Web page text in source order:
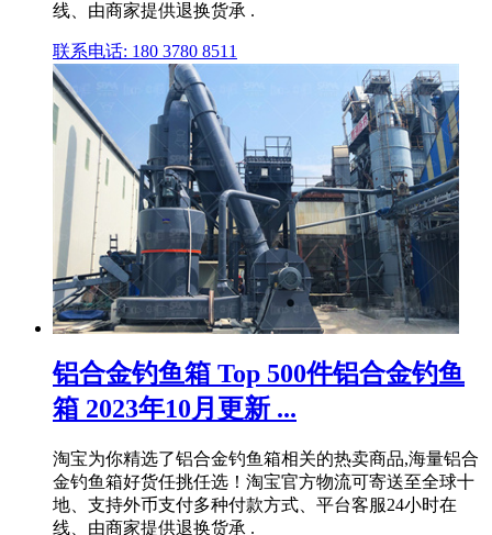
线、由商家提供退换货承 .
联系电话: 180 3780 8511
铝合金钓鱼箱 Top 500件铝合金钓鱼
箱 2023年10月更新 ...
淘宝为你精选了铝合金钓鱼箱相关的热卖商品,海量铝合
金钓鱼箱好货任挑任选！淘宝官方物流可寄送至全球十
地、支持外币支付多种付款方式、平台客服24小时在
线、由商家提供退换货承 .